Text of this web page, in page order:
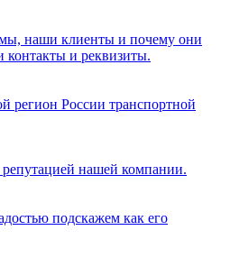
наши клиенты и почему они
и реквизиты.
регион России транспортной
нашей компании.
подскажем как его